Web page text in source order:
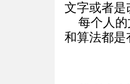
文字或者是
每个人
和算法都是